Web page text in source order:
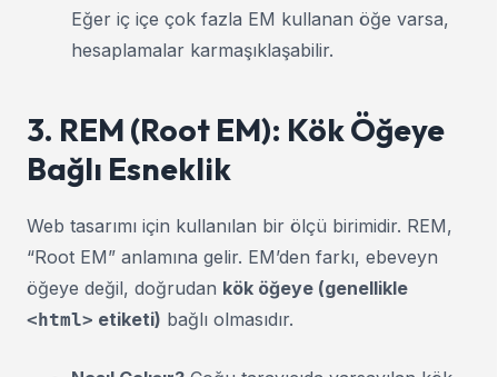
Eğer iç içe çok fazla EM kullanan öğe varsa,
hesaplamalar karmaşıklaşabilir.
3. REM (Root EM): Kök Öğeye
Bağlı Esneklik
Web tasarımı için kullanılan bir ölçü birimidir. REM,
“Root EM” anlamına gelir. EM’den farkı, ebeveyn
öğeye değil, doğrudan kök öğeye (genellikle
<html> etiketi) bağlı olmasıdır.